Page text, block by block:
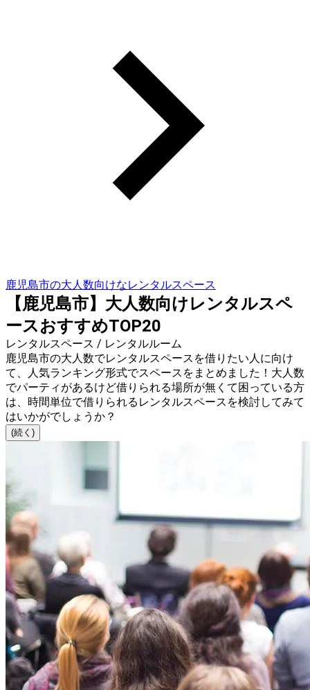
鹿児島市の大人数向けなレンタルスペース
【鹿児島市】大人数向けレンタルスペ
ースおすすめTOP20
レンタルスペース / レンタルルーム
鹿児島市の大人数でレンタルスペースを借りたい人に向け
て、人気ランキング形式でスペースをまとめました！大人数
でパーティがあるけど借りられる場所が無くて困っている方
は、時間単位で借りられるレンタルスペースを検討してみて
はいかがでしょうか？
(続く)